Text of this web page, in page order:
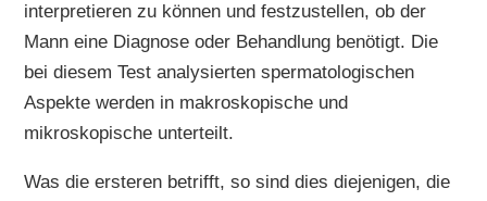
interpretieren zu können und festzustellen, ob der
Mann eine Diagnose oder Behandlung benötigt. Die
bei diesem Test analysierten spermatologischen
Aspekte werden in makroskopische und
mikroskopische unterteilt.
Was die ersteren betrifft, so sind dies diejenigen, die